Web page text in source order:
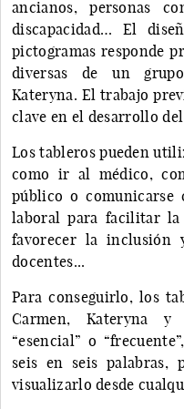
ancianos, personas
discapacidad… El
pictogramas responde
diversas de un
Kateryna. El trabajo
clave en el desarrollo
Los tableros pueden
como ir al médico,
público o
laboral para facilitar
favorecer la
docentes...
Para conseguirlo, los
Carmen, Kateryna y
“esencial” o
seis en seis palabras,
visualizarlo desde